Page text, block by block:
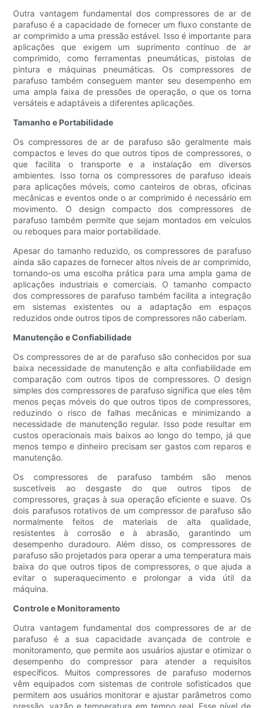
Outra vantagem fundamental dos compressores de ar de
parafuso é a capacidade de fornecer um fluxo constante de
ar comprimido a uma pressão estável. Isso é importante para
aplicações que exigem um suprimento contínuo de ar
comprimido, como ferramentas pneumáticas, pistolas de
pintura e máquinas pneumáticas. Os compressores de
parafuso também conseguem manter seu desempenho em
uma ampla faixa de pressões de operação, o que os torna
versáteis e adaptáveis ​​a diferentes aplicações.
Tamanho e Portabilidade
Os compressores de ar de parafuso são geralmente mais
compactos e leves do que outros tipos de compressores, o
que facilita o transporte e a instalação em diversos
ambientes. Isso torna os compressores de parafuso ideais
para aplicações móveis, como canteiros de obras, oficinas
mecânicas e eventos onde o ar comprimido é necessário em
movimento. O design compacto dos compressores de
parafuso também permite que sejam montados em veículos
ou reboques para maior portabilidade.
Apesar do tamanho reduzido, os compressores de parafuso
ainda são capazes de fornecer altos níveis de ar comprimido,
tornando-os uma escolha prática para uma ampla gama de
aplicações industriais e comerciais. O tamanho compacto
dos compressores de parafuso também facilita a integração
em sistemas existentes ou a adaptação em espaços
reduzidos onde outros tipos de compressores não caberiam.
Manutenção e Confiabilidade
Os compressores de ar de parafuso são conhecidos por sua
baixa necessidade de manutenção e alta confiabilidade em
comparação com outros tipos de compressores. O design
simples dos compressores de parafuso significa que eles têm
menos peças móveis do que outros tipos de compressores,
reduzindo o risco de falhas mecânicas e minimizando a
necessidade de manutenção regular. Isso pode resultar em
custos operacionais mais baixos ao longo do tempo, já que
menos tempo e dinheiro precisam ser gastos com reparos e
manutenção.
Os compressores de parafuso também são menos
suscetíveis ao desgaste do que outros tipos de
compressores, graças à sua operação eficiente e suave. Os
dois parafusos rotativos de um compressor de parafuso são
normalmente feitos de materiais de alta qualidade,
resistentes à corrosão e à abrasão, garantindo um
desempenho duradouro. Além disso, os compressores de
parafuso são projetados para operar a uma temperatura mais
baixa do que outros tipos de compressores, o que ajuda a
evitar o superaquecimento e prolongar a vida útil da
máquina.
Controle e Monitoramento
Outra vantagem fundamental dos compressores de ar de
parafuso é a sua capacidade avançada de controle e
monitoramento, que permite aos usuários ajustar e otimizar o
desempenho do compressor para atender a requisitos
específicos. Muitos compressores de parafuso modernos
vêm equipados com sistemas de controle sofisticados que
permitem aos usuários monitorar e ajustar parâmetros como